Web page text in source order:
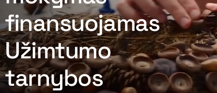
finansuojamas
Užimtumo
tarnybos